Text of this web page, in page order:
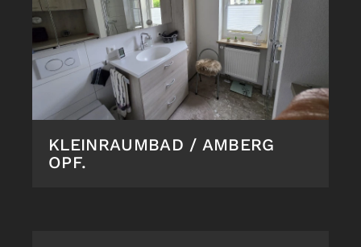
KLEINRAUMBAD / AMBERG
OPF.